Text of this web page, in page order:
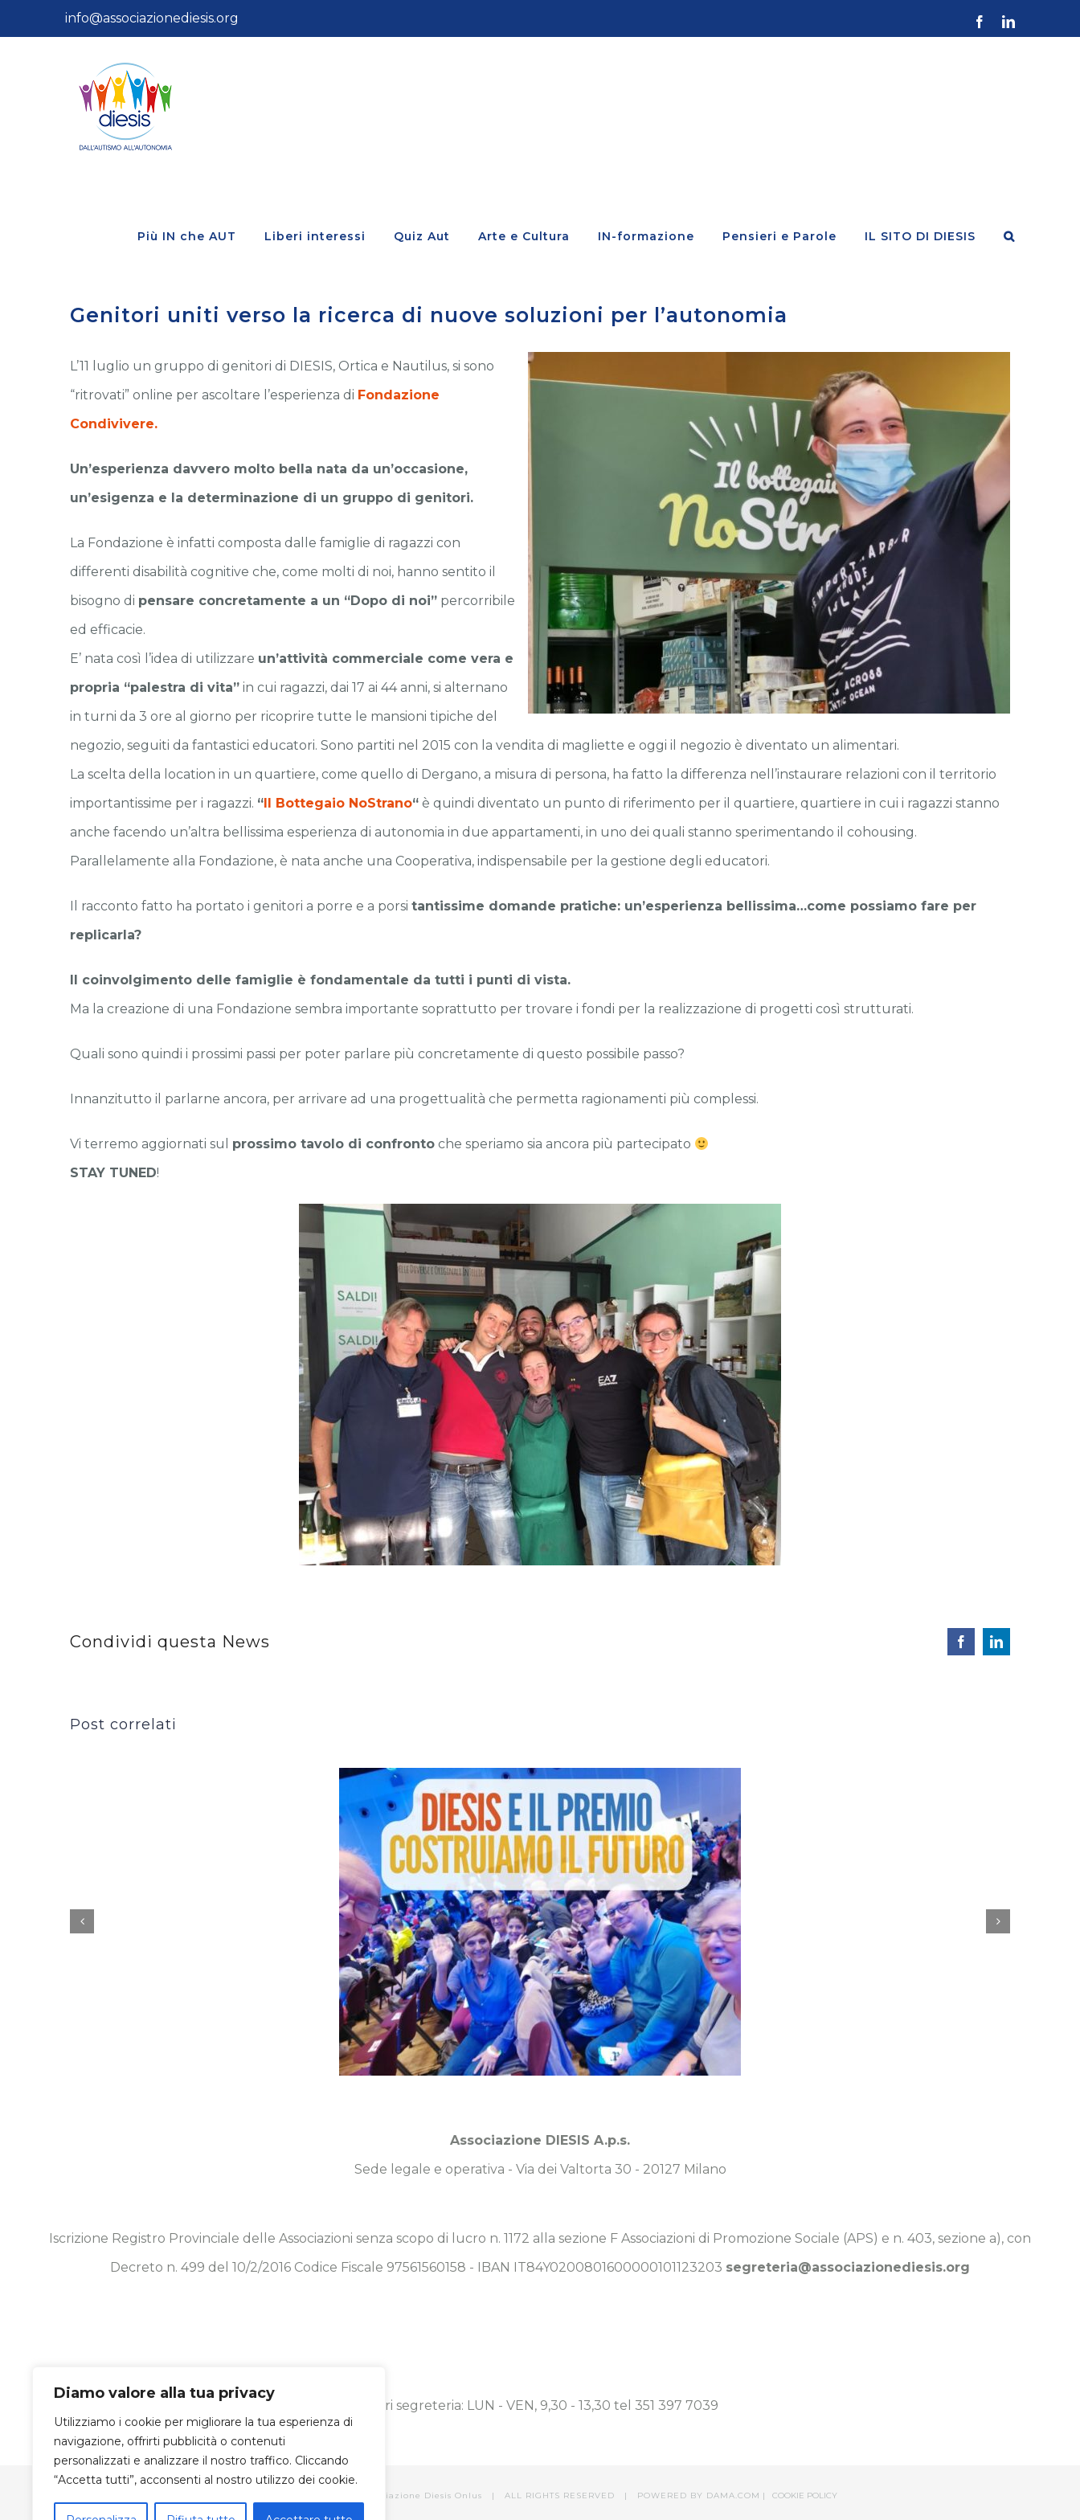
Diamo valore alla tua privacy
Utilizziamo i cookie per migliorare la tua esperienza di
navigazione, offrirti pubblicità o contenuti
personalizzati e analizzare il nostro traffico. Cliccando
“Accetta tutti”, acconsenti al nostro utilizzo dei cookie.
al
info@associazionediesis.org FacebookLinkedIn
Più IN che AUT Liberi interessi Quiz Aut Arte e Cultura IN-formazione Pensieri e Parole IL SITO DI DIESIS
Genitori uniti verso la ricerca di nuove soluzioni per l’autonomia
L’11 luglio un gruppo di genitori di DIESIS, Ortica e Nautilus, si sono
“ritrovati” online per ascoltare l’esperienza di Fondazione
Condivivere.
Un’esperienza davvero molto bella nata da un’occasione,
un’esigenza e la determinazione di un gruppo di genitori.
La Fondazione è infatti composta dalle famiglie di ragazzi con
differenti disabilità cognitive che, come molti di noi, hanno sentito il
bisogno di pensare concretamente a un “Dopo di noi” percorribile
ed efficacie.
E’ nata così l’idea di utilizzare un’attività commerciale come vera e
propria “palestra di vita” in cui ragazzi, dai 17 ai 44 anni, si alternano
in turni da 3 ore al giorno per ricoprire tutte le mansioni tipiche del
negozio, seguiti da fantastici educatori. Sono partiti nel 2015 con la vendita di magliette e oggi il negozio è diventato un alimentari.
La scelta della location in un quartiere, come quello di Dergano, a misura di persona, ha fatto la differenza nell’instaurare relazioni con il territorio
importantissime per i ragazzi. “Il Bottegaio NoStrano“ è quindi diventato un punto di riferimento per il quartiere, quartiere in cui i ragazzi stanno
anche facendo un’altra bellissima esperienza di autonomia in due appartamenti, in uno dei quali stanno sperimentando il cohousing.
Parallelamente alla Fondazione, è nata anche una Cooperativa, indispensabile per la gestione degli educatori.
Il racconto fatto ha portato i genitori a porre e a porsi tantissime domande pratiche: un’esperienza bellissima…come possiamo fare per
replicarla?
Il coinvolgimento delle famiglie è fondamentale da tutti i punti di vista.
Ma la creazione di una Fondazione sembra importante soprattutto per trovare i fondi per la realizzazione di progetti così strutturati.
Quali sono quindi i prossimi passi per poter parlare più concretamente di questo possibile passo?
Innanzitutto il parlarne ancora, per arrivare ad una progettualità che permetta ragionamenti più complessi.
Vi terremo aggiornati sul prossimo tavolo di confronto che speriamo sia ancora più partecipato
STAY TUNED!
Condividi questa News FacebookLinkedIn
Post correlati
Associazione DIESIS A.p.s.
Sede legale e operativa - Via dei Valtorta 30 - 20127 Milano
Iscrizione Registro Provinciale delle Associazioni senza scopo di lucro n. 1172 alla sezione F Associazioni di Promozione Sociale (APS) e n. 403, sezione a), con
Decreto n. 499 del 10/2/2016 Codice Fiscale 97561560158 - IBAN IT84Y0200801600000101123203 segreteria@associazionediesis.org
Orari segreteria: LUN - VEN, 9,30 - 13,30 tel 351 397 7039
2026 Associazione Diesis Onlus | ALL RIGHTS RESERVED | POWERED BY DAMA.COM | COOKIE POLICY